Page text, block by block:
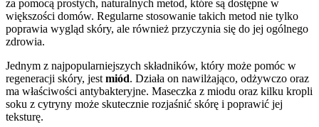
za pomocą prostych, naturalnych metod, które są dostępne w
większości domów. Regularne stosowanie takich metod nie tylko
poprawia wygląd skóry, ale również przyczynia się do jej ogólnego
zdrowia.
Jednym z najpopularniejszych składników, który może pomóc w
regeneracji skóry, jest miód. Działa on nawilżająco, odżywczo oraz
ma właściwości antybakteryjne. Maseczka z miodu oraz kilku kropli
soku z cytryny może skutecznie rozjaśnić skórę i poprawić jej
teksturę.